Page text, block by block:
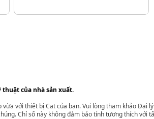
của nhà sản xuất.
với thiết bị Cat của bạn. Vui lòng tham khảo Đại
Chỉ số này không đảm bảo tính tương thích với